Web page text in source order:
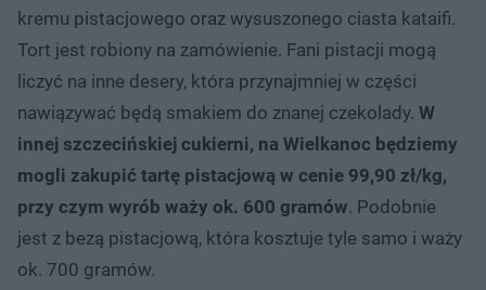
kremu pistacjowego oraz wysuszonego ciasta kataifi.
Tort jest robiony na zamówienie. Fani pistacji mogą
liczyć na inne desery, która przynajmniej w części
nawiązywać będą smakiem do znanej czekolady. W
innej szczecińskiej cukierni, na Wielkanoc będziemy
mogli zakupić tartę pistacjową w cenie 99,90 zł/kg,
przy czym wyrób waży ok. 600 gramów. Podobnie
jest z bezą pistacjową, która kosztuje tyle samo i waży
ok. 700 gramów.